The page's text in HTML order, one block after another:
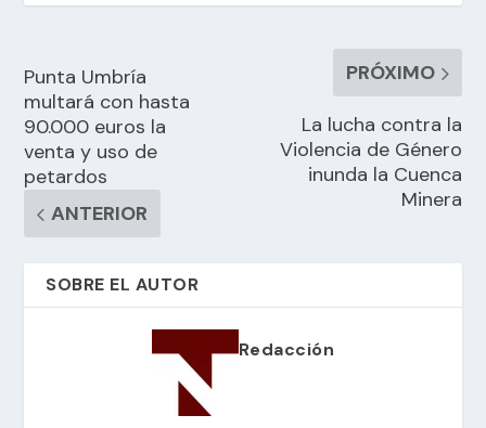
Punta Umbría
multará con hasta
90.000 euros la
venta y uso de
petardos
ANTERIOR
PRÓXIMO
La lucha contra la
Violencia de Género
inunda la Cuenca
Minera
SOBRE EL AUTOR
Redacción